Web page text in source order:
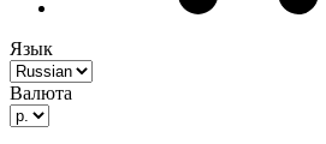
Язык
Валюта